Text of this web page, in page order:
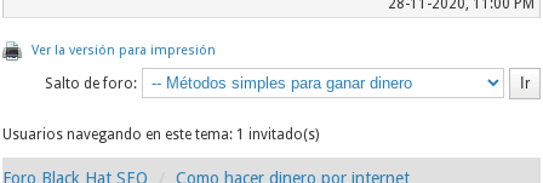
28-11-2020, 11:00 PM
Ver la versión para impresión
Salto de foro:
Usuarios navegando en este tema: 1 invitado(s)
Foro Black Hat SEO Como hacer dinero por internet